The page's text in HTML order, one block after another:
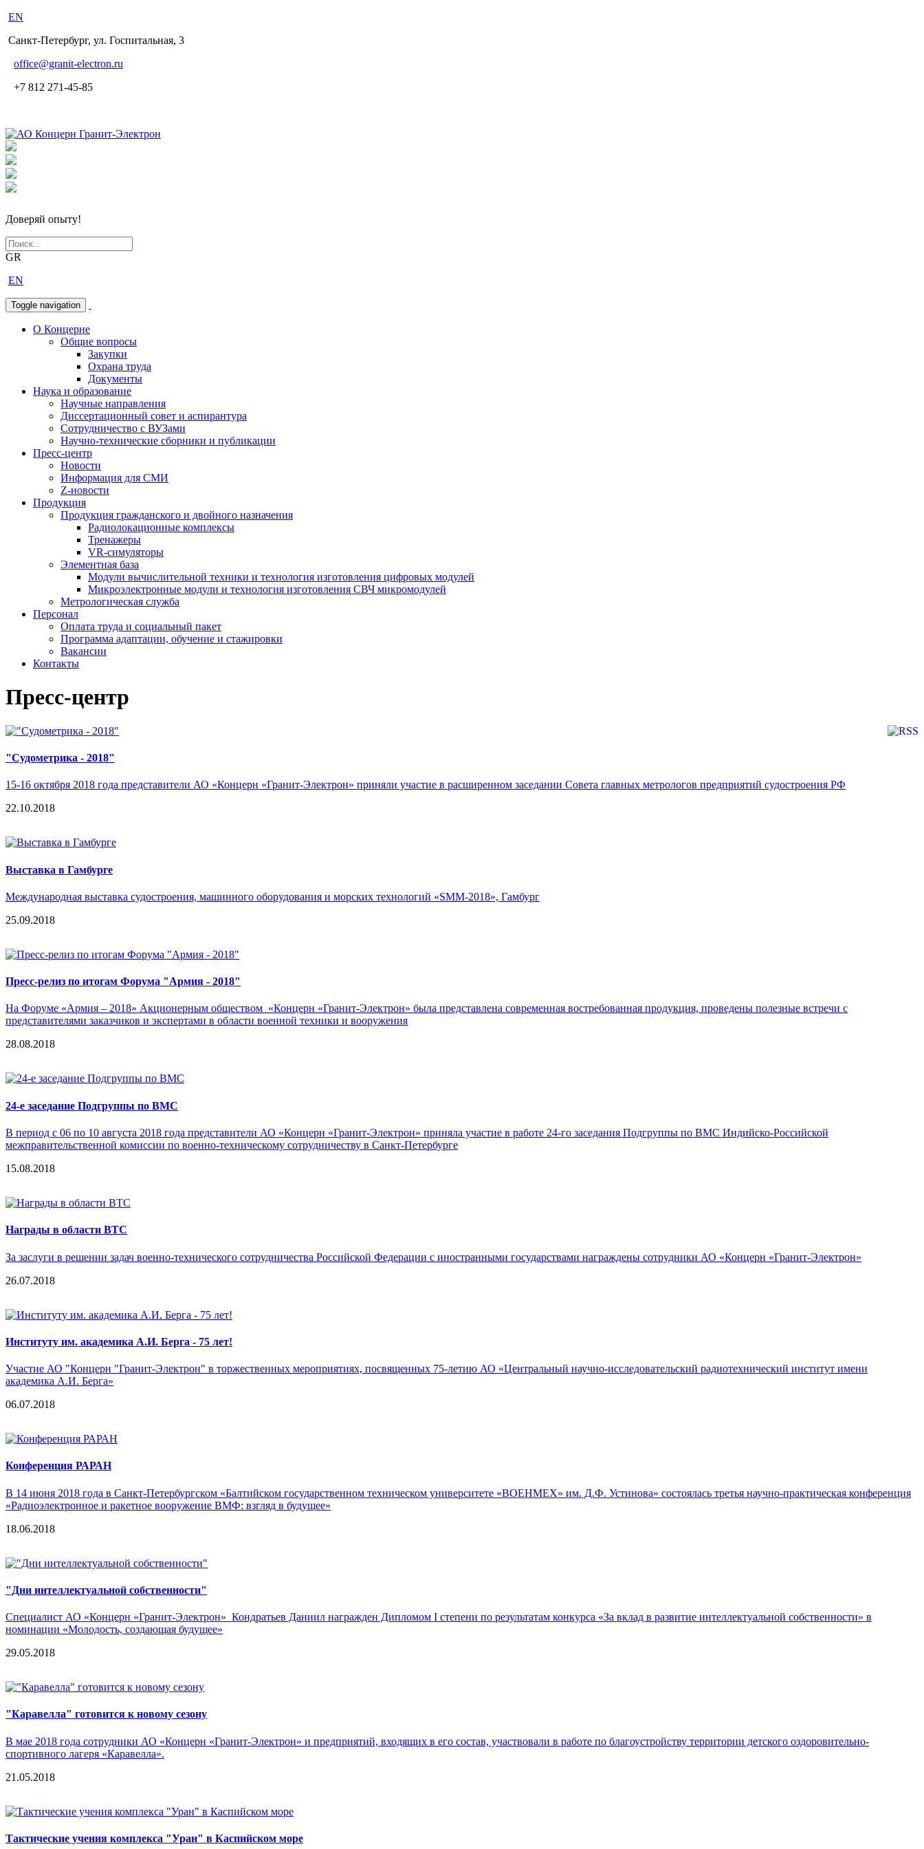
EN
Санкт-Петербург, ул. Госпитальная, 3
office@granit-electron.ru
+7 812 271-45-85
Доверяй опыту!
GR
EN
Toggle navigation
О Концерне
Общие вопросы
Закупки
Охрана труда
Документы
Наука и образование
Научные направления
Диссертационный совет и аспирантура
Сотрудничество с ВУЗами
Научно-технические сборники и публикации
Пресс-центр
Новости
Информация для СМИ
Z-новости
Продукция
Продукция гражданского и двойного назначения
Радиолокационные комплексы
Тренажеры
VR-симуляторы
Элементная база
Модули вычислительной техники и технология изготовления цифровых модулей
Микроэлектронные модули и технология изготовления СВЧ микромодулей
Метрологическая служба
Персонал
Оплата труда и социальный пакет
Программа адаптации, обучение и стажировки
Вакансии
Контакты
Пресс-центр
"Судометрика - 2018"
15-16 октября 2018 года представители АО «Концерн «Гранит-Электрон» приняли участие в расширенном заседании Совета главных метрологов предприятий судостроения РФ
22.10.2018
Выставка в Гамбурге
Международная выставка судостроения, машинного оборудования и морских технологий «SMM-2018», Гамбург
25.09.2018
Пресс-релиз по итогам Форума "Армия - 2018"
На Форуме «Армия – 2018» Акционерным обществом «Концерн «Гранит-Электрон» была представлена современная востребованная продукция, проведены полезные встречи с
представителями заказчиков и экспертами в области военной техники и вооружения
28.08.2018
24-е заседание Подгруппы по ВМС
В период с 06 по 10 августа 2018 года представители АО «Концерн «Гранит-Электрон» приняла участие в работе 24-го заседания Подгруппы по ВМС Индийско-Российской
межправительственной комиссии по военно-техническому сотрудничеству в Санкт-Петербурге
15.08.2018
Награды в области ВТС
За заслуги в решении задач военно-технического сотрудничества Российской Федерации с иностранными государствами награждены сотрудники АО «Концерн «Гранит-Электрон»
26.07.2018
Институту им. академика А.И. Берга - 75 лет!
Участие АО "Концерн "Гранит-Электрон" в торжественных мероприятиях, посвященных 75-летию АО «Центральный научно-исследовательский радиотехнический институт имени
академика А.И. Берга»
06.07.2018
Конференция РАРАН
В 14 июня 2018 года в Санкт-Петербургском «Балтийском государственном техническом университете «ВОЕНМЕХ» им. Д.Ф. Устинова» состоялась третья научно-практическая конференция
«Радиоэлектронное и ракетное вооружение ВМФ: взгляд в будущее»
18.06.2018
"Дни интеллектуальной собственности"
Специалист АО «Концерн «Гранит-Электрон» Кондратьев Даниил награжден Дипломом I степени по результатам конкурса «За вклад в развитие интеллектуальной собственности» в
номинации «Молодость, создающая будущее»
29.05.2018
"Каравелла" готовится к новому сезону
В мае 2018 года сотрудники АО «Концерн «Гранит-Электрон» и предприятий, входящих в его состав, участвовали в работе по благоустройству территории детского оздоровительно-
спортивного лагеря «Каравелла».
21.05.2018
Тактические учения комплекса "Уран" в Каспийском море